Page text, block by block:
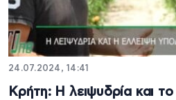
24.07.2024, 14:41
Κρήτη: Η λειψυδρία και